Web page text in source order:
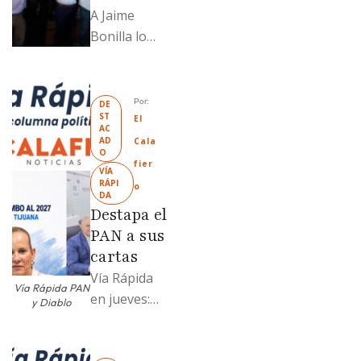
A Jaime
Bonilla lo
Mexicali;
Llamadme
Ruffo
“Mandela”;
Evangelina
Moreno no
soportó; Los
…
Vía Rápida PAN
y Diablo
DE
ST
AC
AD
O
VÍA
RÁPI
DA
Por:
El
Cala
fier
o
Destapa el
PAN a sus
cartas
Vía Rápida
en jueves: